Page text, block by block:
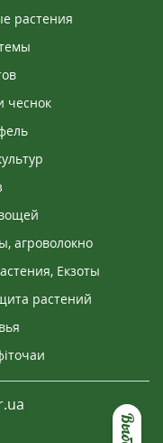
растения
чеснок
агроволокно
Екзоты
растений